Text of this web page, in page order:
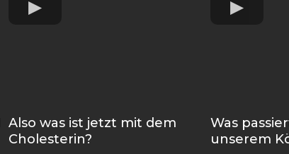
Also was ist jetzt mit dem
Cholesterin?
Was
unserem